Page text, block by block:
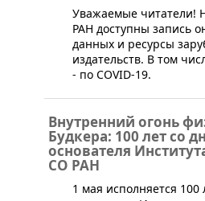
​​Уважаемые читатели!
РАН доступны запись
данных и ресурсы
издательств. В том
- по COVID-19.
Внутренний огонь
Будкера: 100 лет со
основателя
СО РАН
​​1 мая исполняется